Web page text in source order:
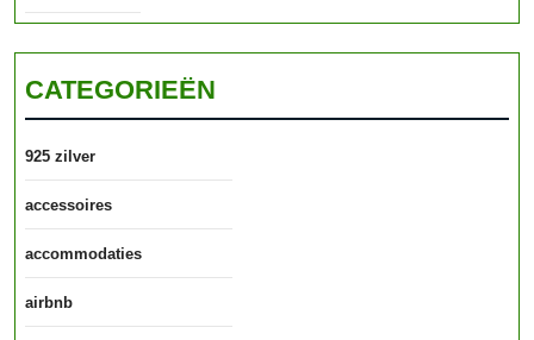
CATEGORIEËN
925 zilver
accessoires
accommodaties
airbnb